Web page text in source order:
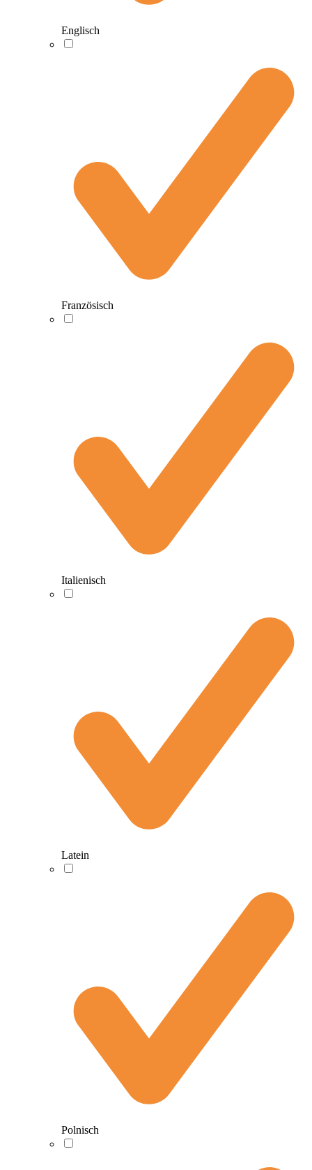
Englisch
Französisch
Italienisch
Latein
Polnisch